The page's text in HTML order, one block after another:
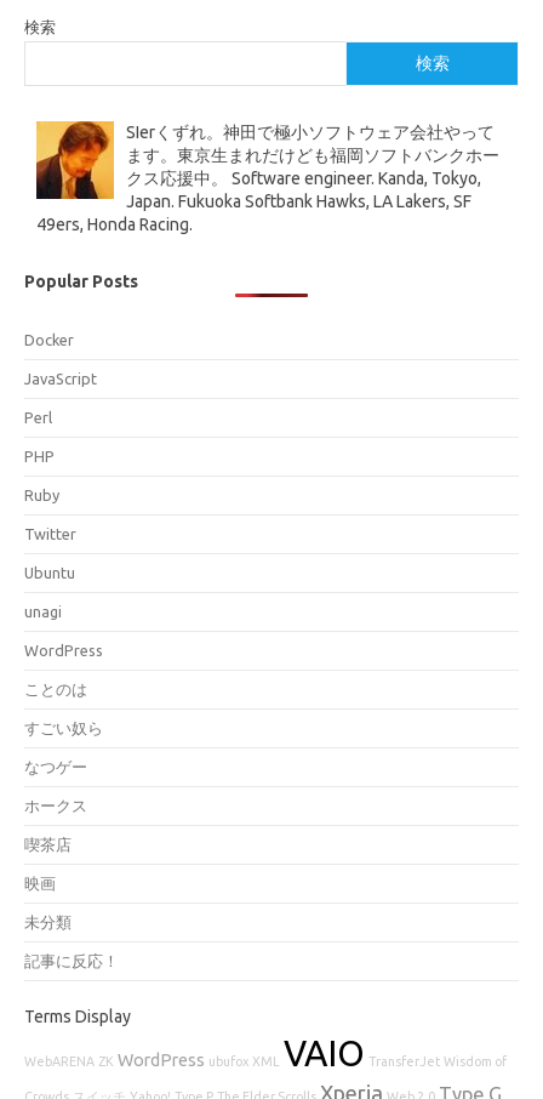
検索
検索
SIerくずれ。神田で極小ソフトウェア会社やって
ます。東京生まれだけども福岡ソフトバンクホー
クス応援中。 Software engineer. Kanda, Tokyo,
Japan. Fukuoka Softbank Hawks, LA Lakers, SF
49ers, Honda Racing.
Popular Posts
Docker
JavaScript
Perl
PHP
Ruby
Twitter
Ubuntu
unagi
WordPress
ことのは
すごい奴ら
なつゲー
ホークス
喫茶店
映画
未分類
記事に反応！
Terms Display
WebARENA ZK WordPress ubufox XML VAIO TransferJet Wisdom of
Xperia Type G